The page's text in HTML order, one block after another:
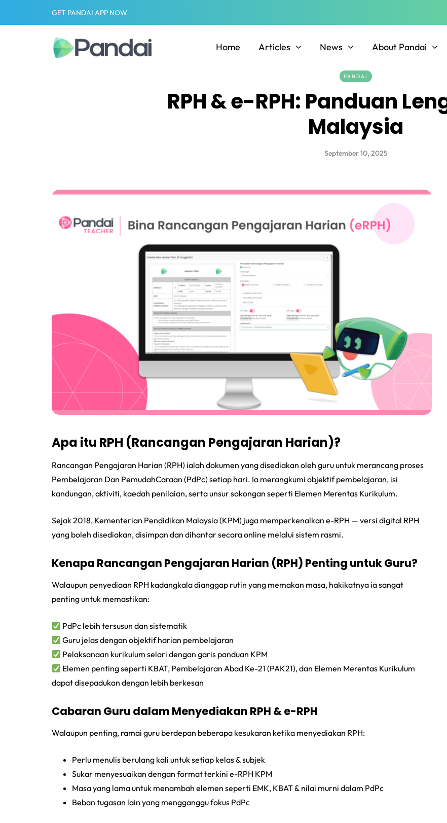
GET PANDAI APP NOW
Home Articles News About Pandai
PANDAI
RPH & e-RPH: Panduan
Malaysia
September 10, 2025
Apa itu RPH (Rancangan Pengajaran Harian)?
Rancangan Pengajaran Harian (RPH) ialah dokumen yang disediakan oleh guru untuk merancang proses
Pembelajaran Dan PemudahCaraan (PdPc) setiap hari. Ia merangkumi objektif pembelajaran, isi
kandungan, aktiviti, kaedah penilaian, serta unsur sokongan seperti Elemen Merentas Kurikulum.
Sejak 2018, Kementerian Pendidikan Malaysia (KPM) juga memperkenalkan e-RPH — versi digital RPH
yang boleh disediakan, disimpan dan dihantar secara online melalui sistem rasmi.
Kenapa Rancangan Pengajaran Harian (RPH) Penting untuk Guru?
Walaupun penyediaan RPH kadangkala dianggap rutin yang memakan masa, hakikatnya ia sangat
penting untuk memastikan:
PdPc lebih tersusun dan sistematik
Guru jelas dengan objektif harian pembelajaran
Pelaksanaan kurikulum selari dengan garis panduan KPM
Elemen penting seperti KBAT, Pembelajaran Abad Ke-21 (PAK21), dan Elemen Merentas Kurikulum
dapat disepadukan dengan lebih berkesan
Cabaran Guru dalam Menyediakan RPH & e-RPH
Walaupun penting, ramai guru berdepan beberapa kesukaran ketika menyediakan RPH:
Perlu menulis berulang kali untuk setiap kelas & subjek
Sukar menyesuaikan dengan format terkini e-RPH KPM
Masa yang lama untuk menambah elemen seperti EMK, KBAT & nilai murni dalam PdPc
Beban tugasan lain yang mengganggu fokus PdPc